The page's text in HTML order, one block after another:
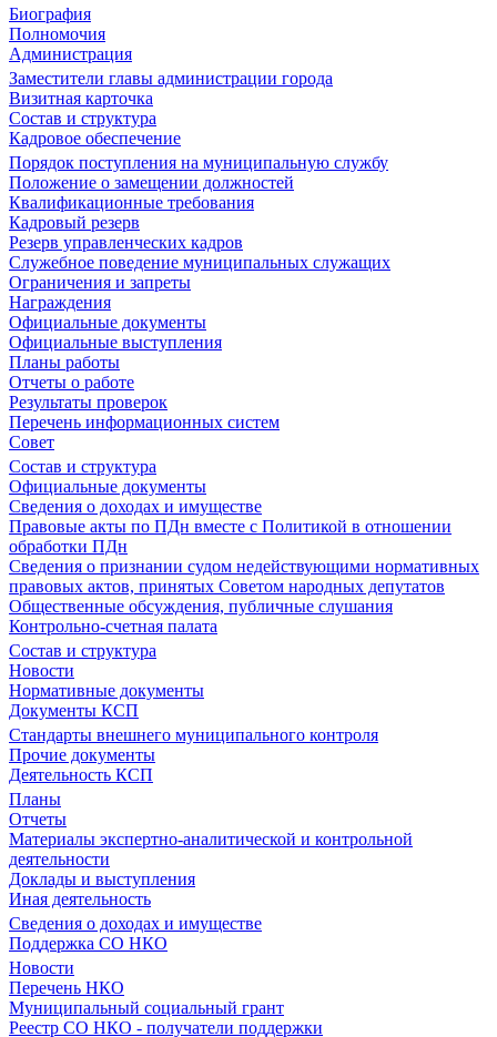
Биография
Полномочия
Администрация
Заместители главы администрации города
Визитная карточка
Состав и структура
Кадровое обеспечение
Порядок поступления на муниципальную службу
Положение о замещении должностей
Квалификационные требования
Кадровый резерв
Резерв управленческих кадров
Служебное поведение муниципальных служащих
Ограничения и запреты
Награждения
Официальные документы
Официальные выступления
Планы работы
Отчеты о работе
Результаты проверок
Перечень информационных систем
Совет
Состав и структура
Официальные документы
Сведения о доходах и имуществе
Правовые акты по ПДн вместе с Политикой в отношении
обработки ПДн
Сведения о признании судом недействующими нормативных
правовых актов, принятых Советом народных депутатов
Общественные обсуждения, публичные слушания
Контрольно-счетная палата
Состав и структура
Новости
Нормативные документы
Документы КСП
Стандарты внешнего муниципального контроля
Прочие документы
Деятельность КСП
Планы
Отчеты
Материалы экспертно-аналитической и контрольной
деятельности
Доклады и выступления
Иная деятельность
Сведения о доходах и имуществе
Поддержка СО НКО
Новости
Перечень НКО
Муниципальный социальный грант
Реестр СО НКО - получатели поддержки